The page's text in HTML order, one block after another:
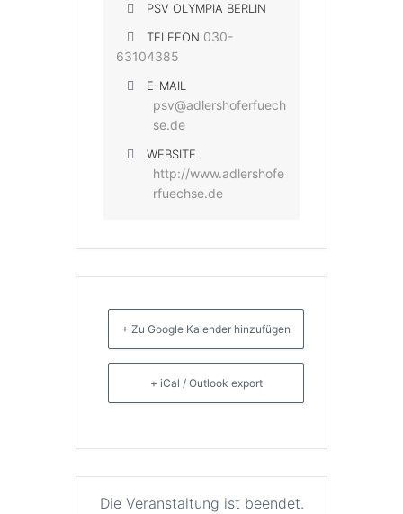
PSV OLYMPIA BERLIN
TELEFON 030-
63104385
E-MAIL
psv@adlershoferfuech
se.de
WEBSITE
http://www.adlershofe
rfuechse.de
+ Zu Google Kalender hinzufügen
+ iCal / Outlook export
Die Veranstaltung ist beendet.